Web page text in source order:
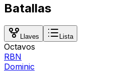
Batallas
Llaves Lista
Octavos
RBN
Dominic